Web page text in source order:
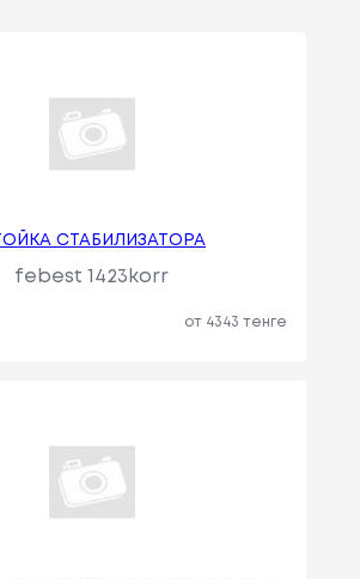
СТАБИЛИЗАТОРА
febest 1423korr
от 4343 тенге